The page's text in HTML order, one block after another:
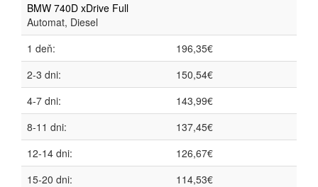
BMW 740D xDrive Full
Automat, Diesel
1 deň:
196,35€
2-3 dni:
150,54€
4-7 dni:
143,99€
8-11 dni:
137,45€
12-14 dni:
126,67€
15-20 dni:
114,53€